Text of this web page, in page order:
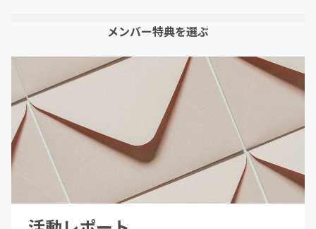
メンバー特典を選ぶ